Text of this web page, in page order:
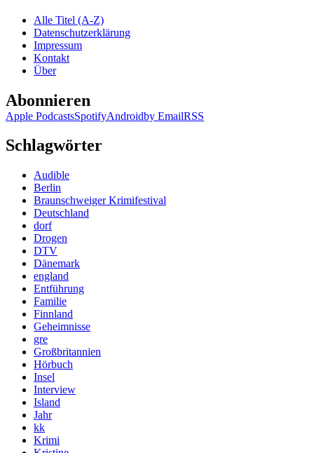
–
Schneewitchen
muss
sterben
Alle Titel (A-Z)
Datenschutzerklärung
Impressum
Kontakt
Über
Abonnieren
Apple PodcastsSpotifyAndroidby EmailRSS
Schlagwörter
Audible
Berlin
Braunschweiger Krimifestival
Deutschland
dorf
Drogen
DTV
Dänemark
england
Entführung
Familie
Finnland
Geheimnisse
gre
Großbritannien
Hörbuch
Insel
Interview
Island
Jahr
kk
Krimi